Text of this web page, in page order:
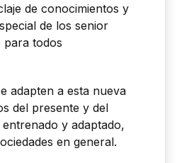
de conocimientos y
de los senior
para todos
adapten a esta nueva
del presente y del
y adaptado,
en general.